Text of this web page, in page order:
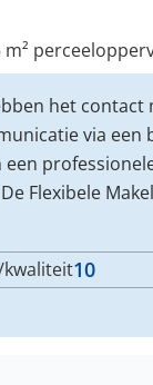
m²
het contact
via
Flexibele
kwaliteit10